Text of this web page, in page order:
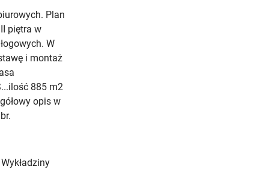
Plan
piętra w
W
i montaż
885 m2
opis w